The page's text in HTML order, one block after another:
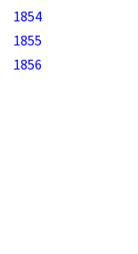
1854
1855
1856